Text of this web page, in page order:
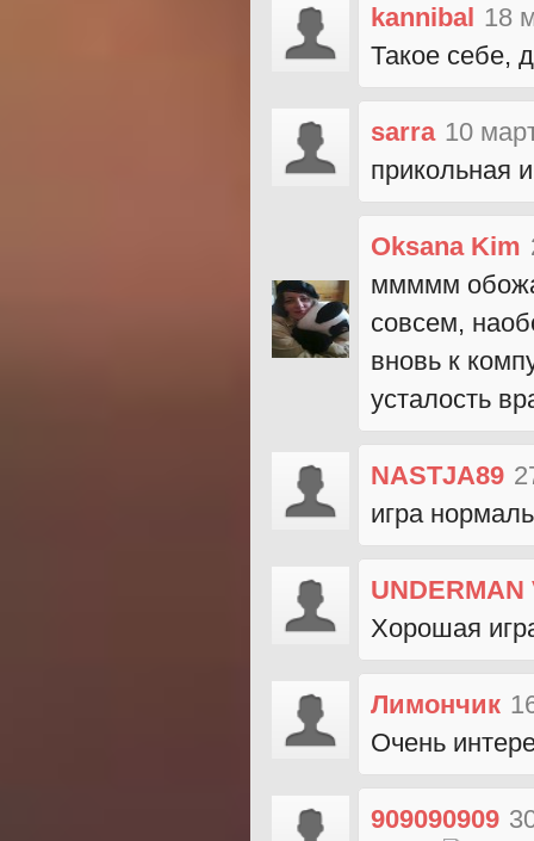
kannibal 18
Такое себе,
sarra 10
прикольная
Oksana Kim
ммммм
совсем,
вновь к
усталость
NASTJA89
игра
UNDERMAN
Хорошая
Лимончик
Очень
909090909